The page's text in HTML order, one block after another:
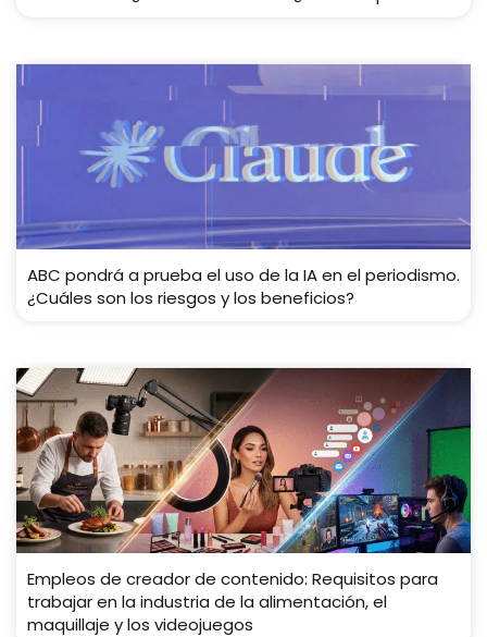
ABC pondrá a prueba el uso de la IA en el periodismo.
¿Cuáles son los riesgos y los beneficios?
Empleos de creador de contenido: Requisitos para
trabajar en la industria de la alimentación, el
maquillaje y los videojuegos